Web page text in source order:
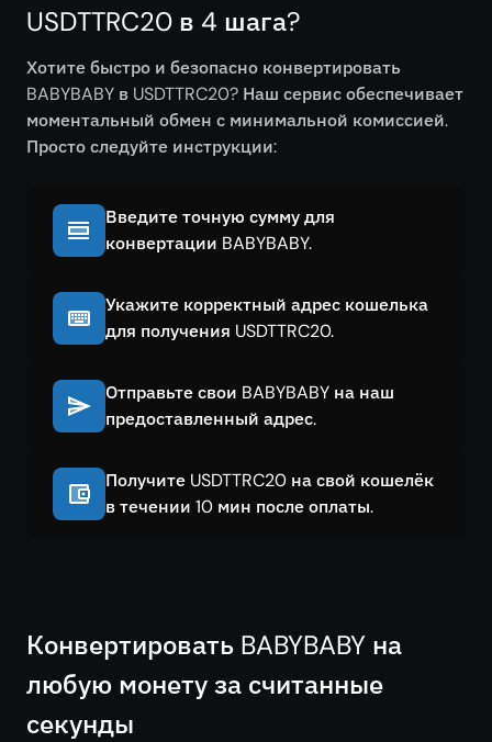
USDTTRC20 в 4 шага?
Хотите быстро и безопасно конвертировать
BABYBABY в USDTTRC20? Наш сервис обеспечивает
моментальный обмен с минимальной комиссией.
Просто следуйте инструкции:
Введите точную сумму для
конвертации BABYBABY.
Укажите корректный адрес кошелька
для получения USDTTRC20.
Отправьте свои BABYBABY на наш
предоставленный адрес.
Получите USDTTRC20 на свой кошелёк
в течении 10 мин после оплаты.
Конвертировать BABYBABY на
любую монету за считанные
секунды